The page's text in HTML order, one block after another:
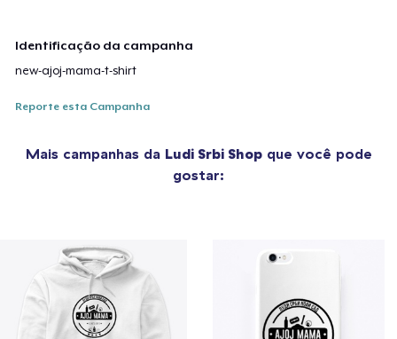
Identificação da campanha
new-ajoj-mama-t-shirt
Reporte esta Campanha
Mais campanhas da Ludi Srbi Shopque você pode
gostar: